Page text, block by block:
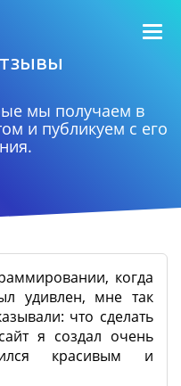
мы получаем в
и публикуем с его
когда
удивлен, мне так
что сделать
я создал очень
красивым и